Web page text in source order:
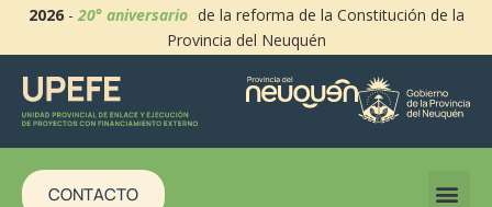
2026-20° aniversario de la reforma de la Constitución de la
Provincia del Neuquén
CONTACTO